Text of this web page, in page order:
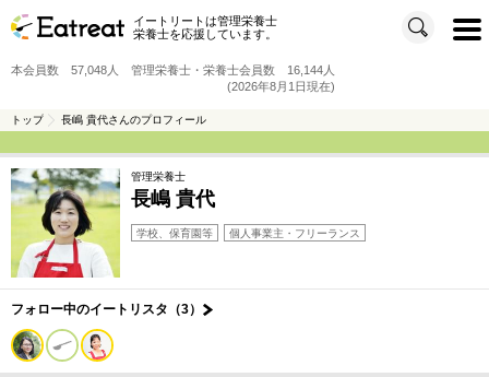
イートリートは管理栄養士
栄養士を応援しています。
t
o
i
a
本会員数 57,048人 管理栄養士・栄養士会員数 16,144人
(2026年8月1日現在)
トップ 長嶋 貴代さんのプロフィール
管理栄養士
長嶋 貴代
学校、保育園等 個人事業主・フリーランス
フォロー中のイートリスタ（3）